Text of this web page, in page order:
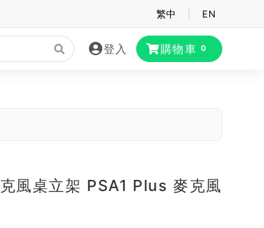
繁中 EN
登入 購物車 0
風桌立架 PSA1 Plus 麥克風